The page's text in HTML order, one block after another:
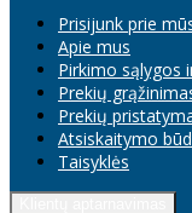
Prisijunk prie
Apie mus
Pirkimo sąlygos
Prekių
Prekių
Atsiskaitymo
Taisyklės